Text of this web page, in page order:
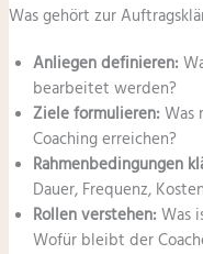
Was gehört zur
Anliegen definieren:
bearbeitet werden?
Ziele formulieren: Was
Coaching erreichen?
Rahmenbedingungen
Dauer, Frequenz, Kosten
Rollen verstehen: Was
Wofür bleibt der